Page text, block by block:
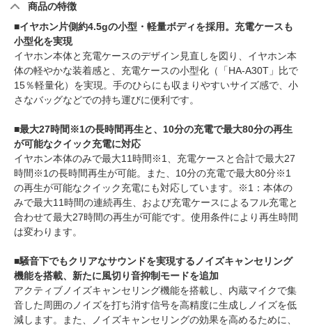
商品の特徴
■イヤホン片側約4.5gの小型・軽量ボディを採用。充電ケースも
小型化を実現
イヤホン本体と充電ケースのデザイン見直しを図り、イヤホン本
体の軽やかな装着感と、充電ケースの小型化（「HA-A30T」比で
15％軽量化）を実現。手のひらにも収まりやすいサイズ感で、小
さなバッグなどでの持ち運びに便利です。
■最大27時間※1の長時間再生と、10分の充電で最大80分の再生
が可能なクイック充電に対応
イヤホン本体のみで最大11時間※1、充電ケースと合計で最大27
時間※1の長時間再生が可能。また、10分の充電で最大80分※1
の再生が可能なクイック充電にも対応しています。※1：本体の
みで最大11時間の連続再生、および充電ケースによるフル充電と
合わせて最大27時間の再生が可能です。使用条件により再生時間
は変わります。
■騒音下でもクリアなサウンドを実現するノイズキャンセリング
機能を搭載、新たに風切り音抑制モードを追加
アクティブノイズキャンセリング機能を搭載し、内蔵マイクで集
音した周囲のノイズを打ち消す信号を高精度に生成しノイズを低
減します。また、ノイズキャンセリングの効果を高めるために、